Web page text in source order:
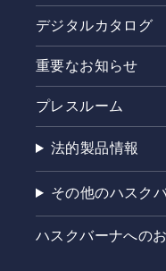
デジタルカタログ
重要なお知らせ
プレスルーム
法的製品情報
その他のハスク
ハスクバーナへの